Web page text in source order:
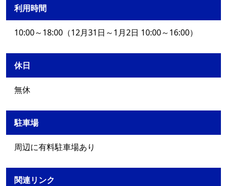
利用時間
10:00～18:00（12月31日～1月2日 10:00～16:00）
休日
無休
駐車場
周辺に有料駐車場あり
関連リンク